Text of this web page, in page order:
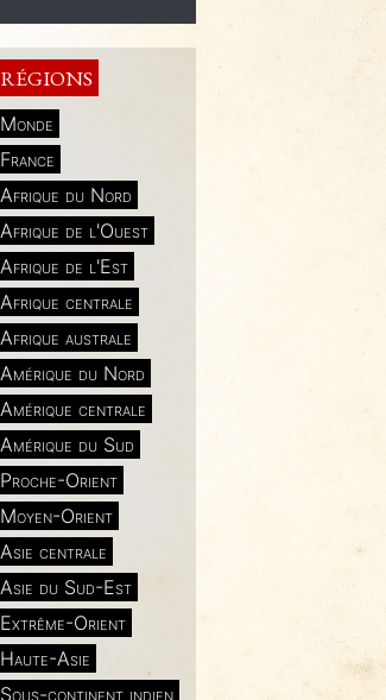
RÉGIONS
Monde
France
Afrique du Nord
Afrique de l'Ouest
Afrique de l'Est
Afrique centrale
Afrique australe
Amérique du Nord
Amérique centrale
Amérique du Sud
Proche-Orient
Moyen-Orient
Asie centrale
Asie du Sud-Est
Extrême-Orient
Haute-Asie
Sous-continent indien